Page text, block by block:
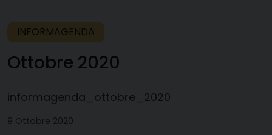
INFORMAGENDA
Ottobre 2020
informagenda_ottobre_2020
9 Ottobre 2020